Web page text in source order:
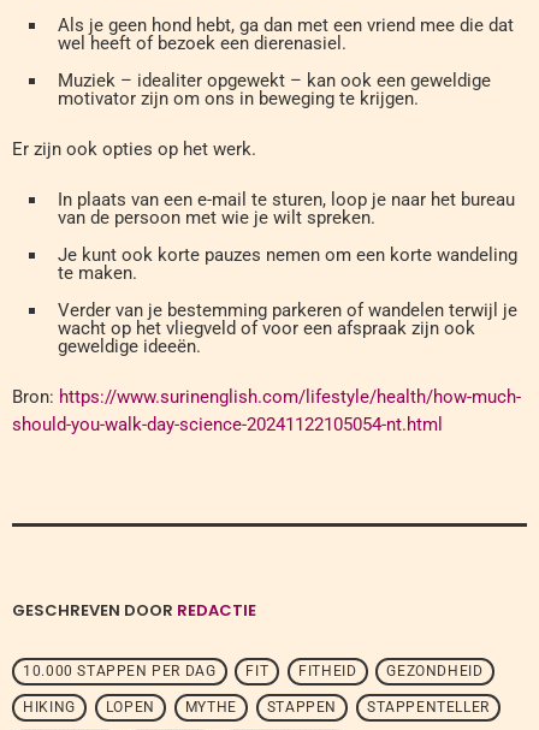
Als je geen hond hebt, ga dan met een vriend mee die dat
wel heeft of bezoek een dierenasiel.
Muziek – idealiter opgewekt – kan ook een geweldige
motivator zijn om ons in beweging te krijgen.
Er zijn ook opties op het werk.
In plaats van een e-mail te sturen, loop je naar het bureau
van de persoon met wie je wilt spreken.
Je kunt ook korte pauzes nemen om een ​​korte wandeling
te maken.
Verder van je bestemming parkeren of wandelen terwijl je
wacht op het vliegveld of voor een afspraak zijn ook
geweldige ideeën.
Bron: https://www.surinenglish.com/lifestyle/health/how-much-
should-you-walk-day-science-20241122105054-nt.html
GESCHREVEN DOOR REDACTIE
10.000 STAPPEN PER DAG FIT FITHEID GEZONDHEID
HIKING LOPEN MYTHE STAPPEN STAPPENTELLER